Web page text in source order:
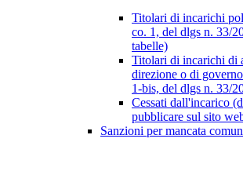
Titolari di incarichi
co. 1, del dlgs n. 33/
tabelle)
Titolari di incarichi di
direzione o di
1-bis, del dlgs n. 33/
Cessati dall'incarico
pubblicare sul sito
Sanzioni per mancata